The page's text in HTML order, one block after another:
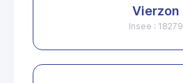
Vierzon
Insee : 18279